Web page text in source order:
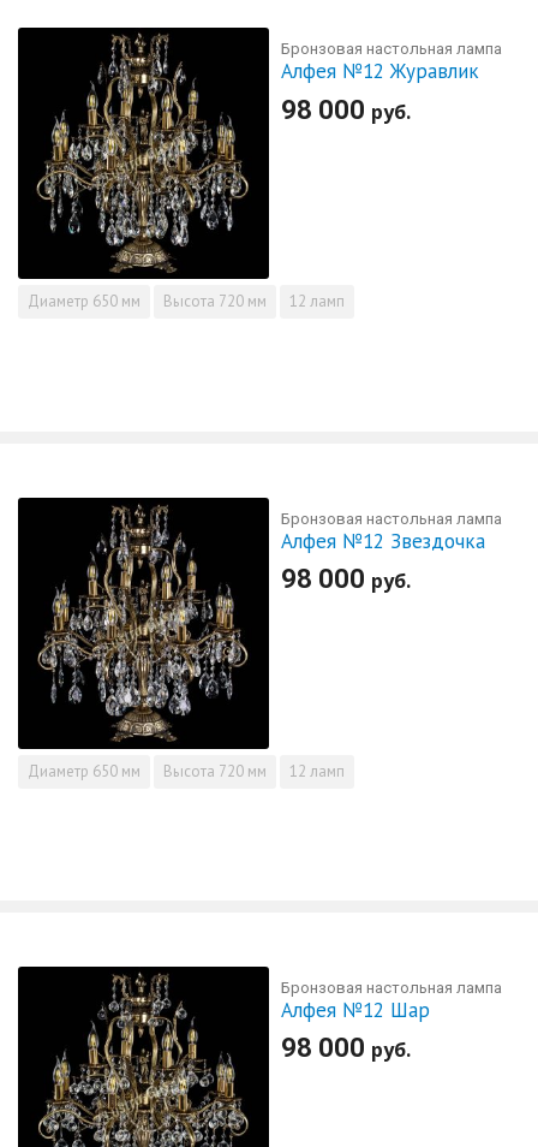
Бронзовая настольная лампа
Алфея №12 Журавлик
98 000 руб.
Диаметр 650 мм Высота 720 мм 12 ламп
Бронзовая настольная лампа
Алфея №12 Звездочка
98 000 руб.
Диаметр 650 мм Высота 720 мм 12 ламп
Бронзовая настольная лампа
Алфея №12 Шар
98 000 руб.